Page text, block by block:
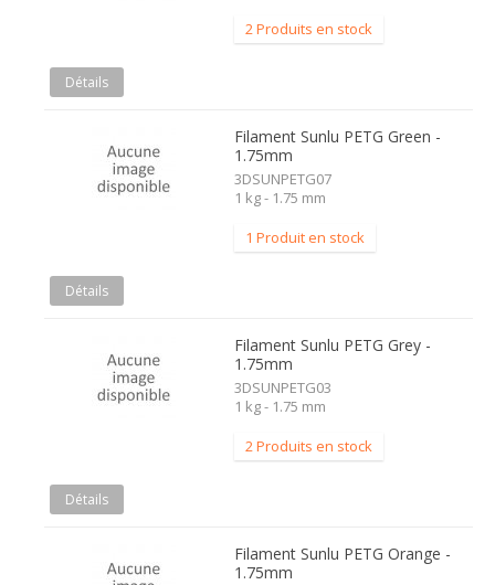
2 Produits en stock
Détails
Filament Sunlu PETG Green -
1.75mm
3DSUNPETG07
1 kg - 1.75 mm
1 Produit en stock
Détails
Filament Sunlu PETG Grey -
1.75mm
3DSUNPETG03
1 kg - 1.75 mm
2 Produits en stock
Détails
Filament Sunlu PETG Orange -
1.75mm